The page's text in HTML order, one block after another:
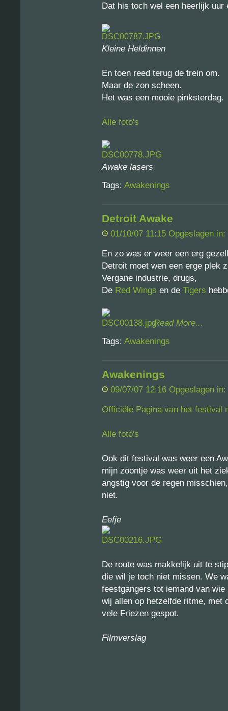
Dat his toch wel een heerlijk uur
Kleine Heldinnen
En toen reed terug de trein om.
Maar de zon scheen.
Het was een mooie pinksterdag.
Alle foto's
Awake lasers
Tags: Awakenings
Detroit Awake
01/10/07 11:15 Opgeslagen in:
En zo was er weer een erg
Detroit moet wen een erge plek
Vergane industrie, drugs,
De Red Wings en de Tigers
Read More...
Tags: Awakenings
Awakenings
09/07/07 12:16 Opgeslagen in:
Officiële Pagina van het festival
Alle foto's
Ook dit festival was weer een
mijn zoontje was weer uit het
angstig voor de regen
niet.
Eefje
De route was makkelijk uit te
die wil je toch niet missen. We
feestgangers tot iemand van
wij allen op hetzelfde ritme, met
vele Friezen gespot.
Filmverslag